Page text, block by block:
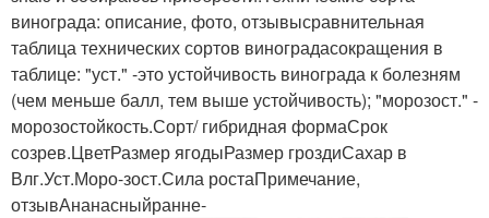
винограда: описание, фото, отзывысравнительная
таблица технических сортов виноградасокращения в
таблице: "уст." -это устойчивость винограда к болезням
(чем меньше балл, тем выше устойчивость); "морозост." -
морозостойкость.Сорт/ гибридная формаСрок
созрев.ЦветРазмер ягодыРазмер гроздиСахар в
Влг.Уст.Моро-зост.Сила ростаПримечание,
отзывАнанасныйранне-